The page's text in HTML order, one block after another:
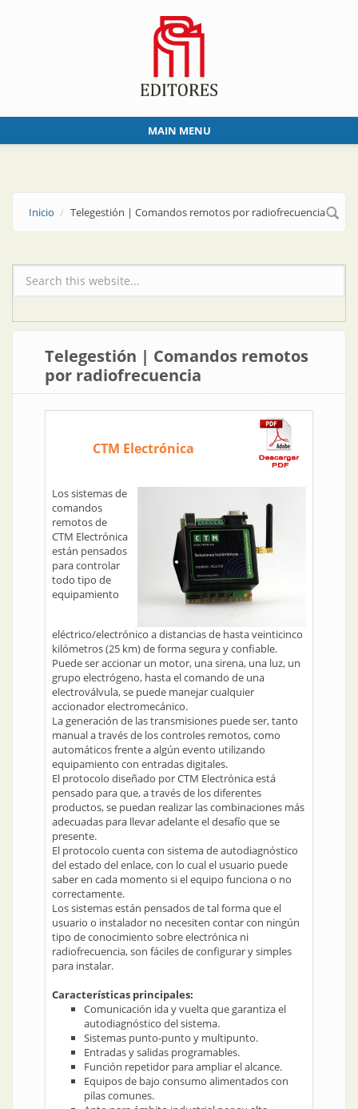
MAIN MENU
Inicio Telegestión | Comandos remotos por radiofrecuencia
Formulario de búsqueda
Telegestión | Comandos remotos
por radiofrecuencia
CTM Electrónica
Los sistemas de
comandos
remotos de
CTM Electrónica
están pensados
para controlar
todo tipo de
equipamiento
eléctrico/electrónico a distancias de hasta veinticinco
kilómetros (25 km) de forma segura y confiable.
Puede ser accionar un motor, una sirena, una luz, un
grupo electrógeno, hasta el comando de una
electroválvula, se puede manejar cualquier
accionador electromecánico.
La generación de las transmisiones puede ser, tanto
manual a través de los controles remotos, como
automáticos frente a algún evento utilizando
equipamiento con entradas digitales.
El protocolo diseñado por CTM Electrónica está
pensado para que, a través de los diferentes
productos, se puedan realizar las combinaciones más
adecuadas para llevar adelante el desafío que se
presente.
El protocolo cuenta con sistema de autodiagnóstico
del estado del enlace, con lo cual el usuario puede
saber en cada momento si el equipo funciona o no
correctamente.
Los sistemas están pensados de tal forma que el
usuario o instalador no necesiten contar con ningún
tipo de conocimiento sobre electrónica ni
radiofrecuencia, son fáciles de configurar y simples
para instalar.
Características principales:
Comunicación ida y vuelta que garantiza el
autodiagnóstico del sistema.
Sistemas punto-punto y multipunto.
Entradas y salidas programables.
Función repetidor para ampliar el alcance.
Equipos de bajo consumo alimentados con
pilas comunes.